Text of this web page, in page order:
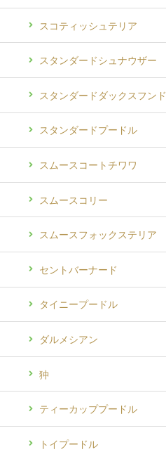
スコティッシュテリア
スタンダードシュナウザー
スタンダードダックスフンド
スタンダードプードル
スムースコートチワワ
スムースコリー
スムースフォックステリア
セントバーナード
タイニープードル
ダルメシアン
狆
ティーカッププードル
トイプードル